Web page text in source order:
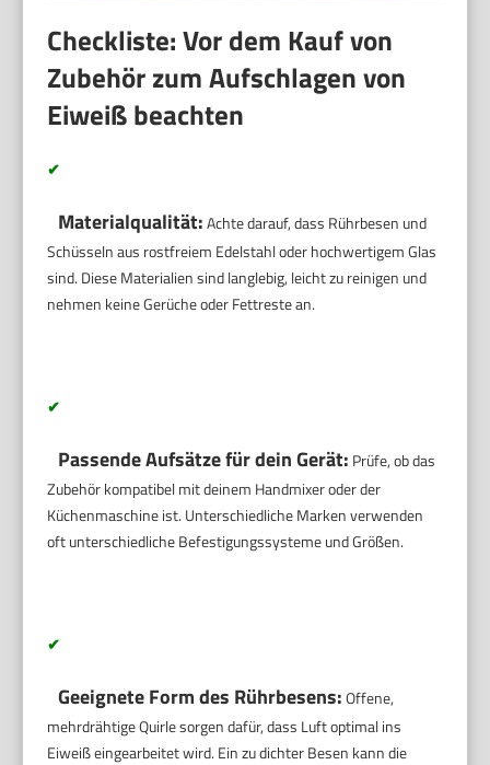
Checkliste: Vor dem Kauf von
Zubehör zum Aufschlagen von
Eiweiß beachten
✔
Materialqualität:Achte darauf, dass Rührbesen und
Schüsseln aus rostfreiem Edelstahl oder hochwertigem Glas
sind. Diese Materialien sind langlebig, leicht zu reinigen und
nehmen keine Gerüche oder Fettreste an.
✔
Passende Aufsätze für dein Gerät: Prüfe, ob das
Zubehör kompatibel mit deinem Handmixer oder der
Küchenmaschine ist. Unterschiedliche Marken verwenden
oft unterschiedliche Befestigungssysteme und Größen.
✔
Geeignete Form des Rührbesens:Offene,
mehrdrähtige Quirle sorgen dafür, dass Luft optimal ins
Eiweiß eingearbeitet wird. Ein zu dichter Besen kann die